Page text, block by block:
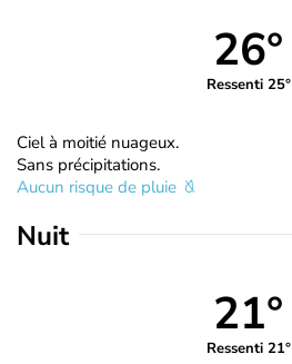
26°
Ressenti 25°
Ciel à moitié nuageux.
Sans précipitations.
Aucun risque de pluie
Nuit
21°
Ressenti 21°